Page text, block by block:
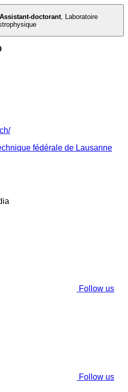
doctorant Laboratoire
Follow us
Follow us